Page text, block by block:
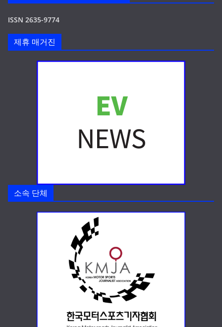
ISSN 2635-9774
제휴 매거진
소속 단체